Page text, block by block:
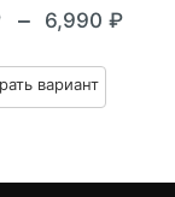
– 6,990 ₽
Диапазон
цен:
5,890 ₽
вариант